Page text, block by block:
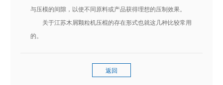
与压模的间隙，以使不同原料或产品获得理想的压制效果。
关于江苏木屑颗粒机压棍的存在形式也就这几种比较常用
的。
返回